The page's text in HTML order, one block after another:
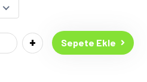
+ Sepete Ekle